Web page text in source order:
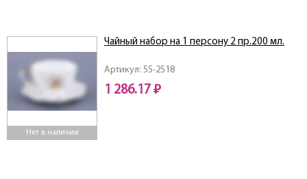
Нет в наличии
Артикул: 55-2518
Чайный набор на 1 персону 2 пр.200 мл.
1 286.17 ₽